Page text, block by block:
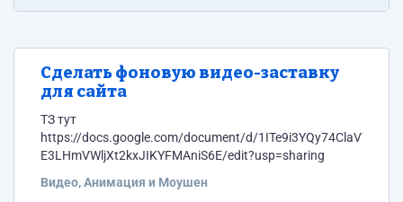
Сделать фоновую видео-заставку
для сайта
ТЗ тут
https://docs.google.com/document/d/1ITe9i3YQy74ClaV7-
E3LHmVWljXt2kxJIKYFMAniS6E/edit?usp=sharing
Видео, Анимация и Моушен